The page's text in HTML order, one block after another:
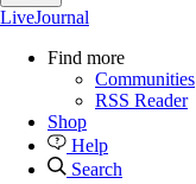
LiveJournal
Find more
Communities
RSS Reader
Shop
Help
Search